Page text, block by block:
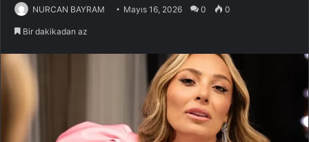
NURCAN BAYRAM Mayıs 16, 2026 0 0
Bir dakikadan az